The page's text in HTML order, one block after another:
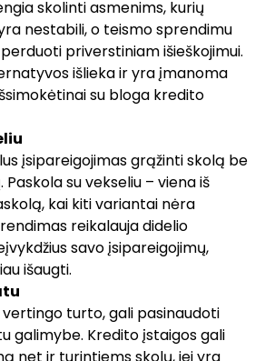
skolinti asmenims, kurių
nestabili, o teismo sprendimu
priverstiniam išieškojimui.
išlieka ir yra įmanoma
su bloga kredito
įsipareigojimas grąžinti skolą be
Paskola su vekseliu – viena iš
kai kiti variantai nėra
reikalauja didelio
savo įsipareigojimų,
išaugti.
turto, gali pasinaudoti
galimybe. Kredito įstaigos gali